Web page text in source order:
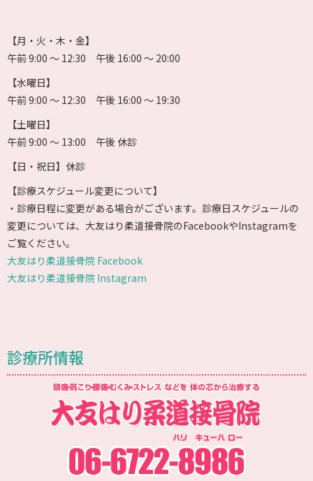
【月・火・木・金】
午前 9:00 〜 12:30 午後 16:00 〜 20:00
【水曜日】
午前 9:00 〜 12:30 午後 16:00 〜 19:30
【土曜日】
午前 9:00 〜 13:00 午後 休診
【日・祝日】休診
【診療スケジュール変更について】
・診療日程に変更がある場合がございます。診療日スケジュールの
変更については、大友はり柔道接骨院のFacebookやInstagramを
ご覧ください。
大友はり柔道接骨院 Facebook
大友はり柔道接骨院 Instagram
診療所情報